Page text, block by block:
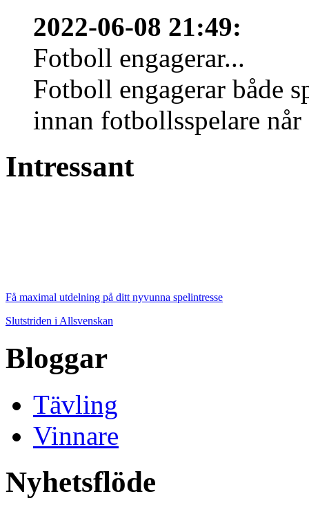
2022-06-08 21:49:
Fotboll engagerar...
Fotboll engagerar både
innan fotbollsspelare
Intressant
Få maximal utdelning på ditt nyvunna spelintresse
Slutstriden i Allsvenskan
Bloggar
Tävling
Vinnare
Nyhetsflöde